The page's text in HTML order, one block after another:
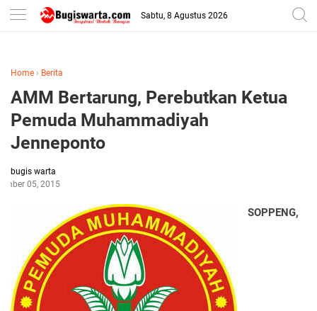
-->
Sabtu, 8 Agustus 2026
Home › Berita
AMM Bertarung, Perebutkan Ketua
Pemuda Muhammadiyah
Jenneponto
bugis warta
05, 2015
SOPPENG,